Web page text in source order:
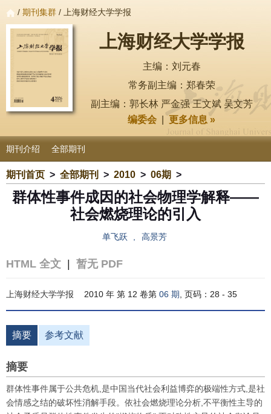
/ 期刊集群 / 上海财经大学学报
上海财经大学学报
主编：刘元春
常务副主编：郑春荣
副主编：郭长林 严金强 王文斌 吴文芳
编委会 |更多信息 »
期刊介绍 全部期刊
期刊首页 > 全部期刊 > 2010 > 06期 >
群体性事件成因的社会物理学解释——
社会燃烧理论的引入
单飞跃 高景芳
HTML 全文 暂无 PDF
上海财经大学学报 2010 年 第 12 卷第 06 期 , 页码：28 - 35
摘要 参考文献
摘要
群体性事件属于公共危机,是中国当代社会利益博弈的极端性方式,是社
会情感之结的破坏性消解手段。依社会燃烧理论分析,不平衡性主导的